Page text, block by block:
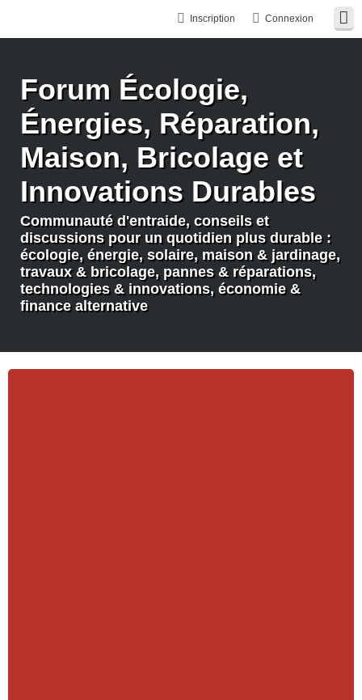
Connexion
Inscription
Forum Écologie,
Énergies, Réparation,
Maison, Bricolage et
Innovations Durables
Communauté d'entraide, conseils et
discussions pour un quotidien plus durable :
écologie, énergie, solaire, maison & jardinage,
travaux & bricolage, pannes & réparations,
technologies & innovations, économie &
finance alternative